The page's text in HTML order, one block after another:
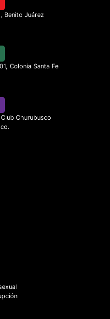
Benito Juárez
Colonia Santa Fe
Churubusco